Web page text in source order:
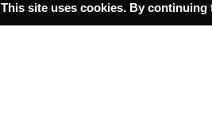
This site uses cookies. By